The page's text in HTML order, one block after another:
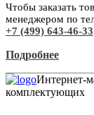
Чтобы заказать
менеджером по
+7 (499) 643-46-33
Подробнее
Интернет-
комплектующих